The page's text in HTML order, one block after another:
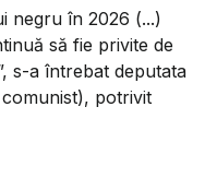
negru în 2026 (...)
să fie privite de
s-a întrebat deputata
potrivit